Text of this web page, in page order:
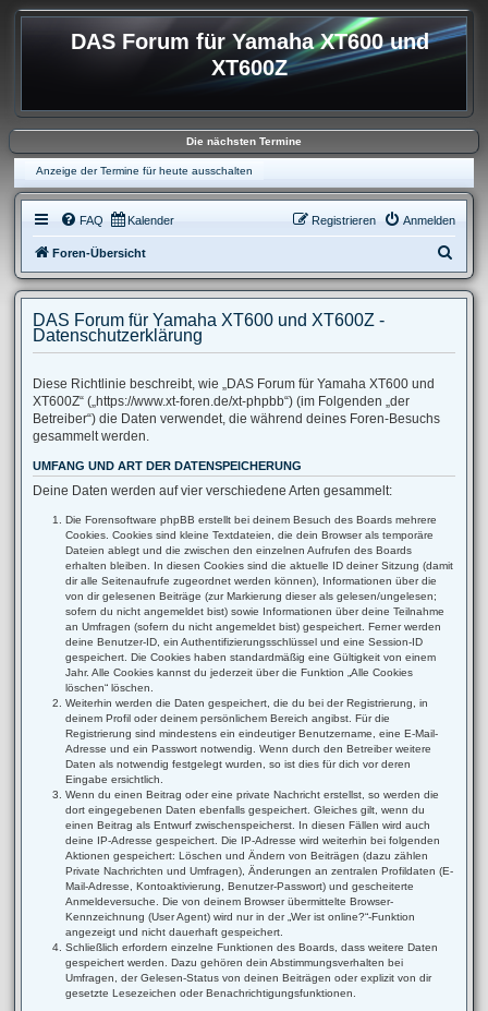
DAS Forum für Yamaha XT600 und
XT600Z
Die nächsten Termine
Anzeige der Termine für heute ausschalten
FAQ Kalender Anmelden
Registrieren
Foren-Übersicht
u
e
DAS Forum für Yamaha XT600 und XT600Z -
Datenschutzerklärung
Diese Richtlinie beschreibt, wie „DAS Forum für Yamaha XT600 und
XT600Z“ („https://www.xt-foren.de/xt-phpbb“) (im Folgenden „der
Betreiber“) die Daten verwendet, die während deines Foren-Besuchs
gesammelt werden.
UMFANG UND ART DER DATENSPEICHERUNG
Deine Daten werden auf vier verschiedene Arten gesammelt:
Die Forensoftware phpBB erstellt bei deinem Besuch des Boards mehrere
Cookies. Cookies sind kleine Textdateien, die dein Browser als temporäre
Dateien ablegt und die zwischen den einzelnen Aufrufen des Boards
erhalten bleiben. In diesen Cookies sind die aktuelle ID deiner Sitzung (damit
dir alle Seitenaufrufe zugeordnet werden können), Informationen über die
von dir gelesenen Beiträge (zur Markierung dieser als gelesen/ungelesen;
sofern du nicht angemeldet bist) sowie Informationen über deine Teilnahme
an Umfragen (sofern du nicht angemeldet bist) gespeichert. Ferner werden
deine Benutzer-ID, ein Authentifizierungsschlüssel und eine Session-ID
gespeichert. Die Cookies haben standardmäßig eine Gültigkeit von einem
Jahr. Alle Cookies kannst du jederzeit über die Funktion „Alle Cookies
löschen“ löschen.
Weiterhin werden die Daten gespeichert, die du bei der Registrierung, in
deinem Profil oder deinem persönlichem Bereich angibst. Für die
Registrierung sind mindestens ein eindeutiger Benutzername, eine E-Mail-
Adresse und ein Passwort notwendig. Wenn durch den Betreiber weitere
Daten als notwendig festgelegt wurden, so ist dies für dich vor deren
Eingabe ersichtlich.
Wenn du einen Beitrag oder eine private Nachricht erstellst, so werden die
dort eingegebenen Daten ebenfalls gespeichert. Gleiches gilt, wenn du
einen Beitrag als Entwurf zwischenspeicherst. In diesen Fällen wird auch
deine IP-Adresse gespeichert. Die IP-Adresse wird weiterhin bei folgenden
Aktionen gespeichert: Löschen und Ändern von Beiträgen (dazu zählen
Private Nachrichten und Umfragen), Änderungen an zentralen Profildaten (E-
Mail-Adresse, Kontoaktivierung, Benutzer-Passwort) und gescheiterte
Anmeldeversuche. Die von deinem Browser übermittelte Browser-
Kennzeichnung (User Agent) wird nur in der „Wer ist online?“-Funktion
angezeigt und nicht dauerhaft gespeichert.
Schließlich erfordern einzelne Funktionen des Boards, dass weitere Daten
gespeichert werden. Dazu gehören dein Abstimmungsverhalten bei
Umfragen, der Gelesen-Status von deinen Beiträgen oder explizit von dir
gesetzte Lesezeichen oder Benachrichtigungsfunktionen.